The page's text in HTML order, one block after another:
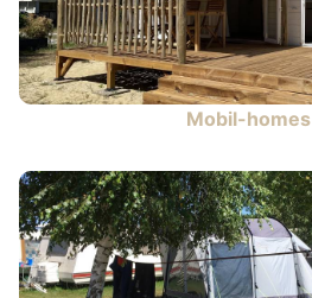
Mobil-homes